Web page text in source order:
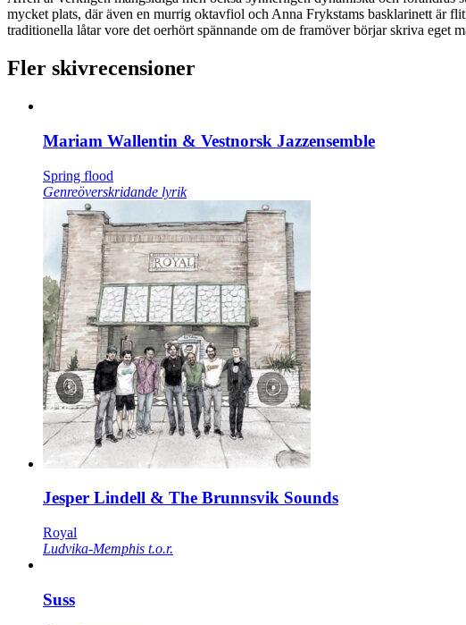
mycket plats, där även en murrig oktavfiol och Anna Frykstams basklarinett är
traditionella låtar vore det oerhört spännande om de framöver börjar skriva eget
Fler skivrecensioner
Mariam Wallentin & Vestnorsk Jazzensemble
Spring flood
Genreöverskridande lyrik
Jesper Lindell & The Brunnsvik Sounds
Royal
Ludvika-Memphis t.o.r.
Suss